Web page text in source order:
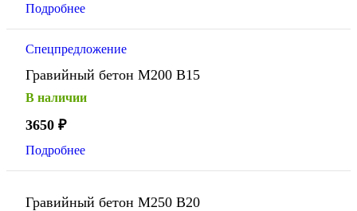
Подробнее
Спецпредложение
Гравийный бетон М200 В15
В наличии
3650 ₽
Подробнее
Гравийный бетон М250 В20